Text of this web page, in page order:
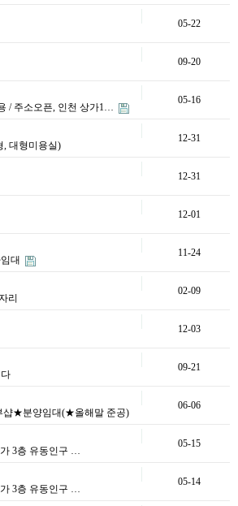
05-22
09-20
/ 주소오픈, 인천 상가1…
05-16
, 대형미용실)
12-31
12-31
12-01
대
11-24
리
02-09
12-03
09-21
★분양임대(★올해말 준공)
06-06
3층 유동인구 …
05-15
3층 유동인구 …
05-14